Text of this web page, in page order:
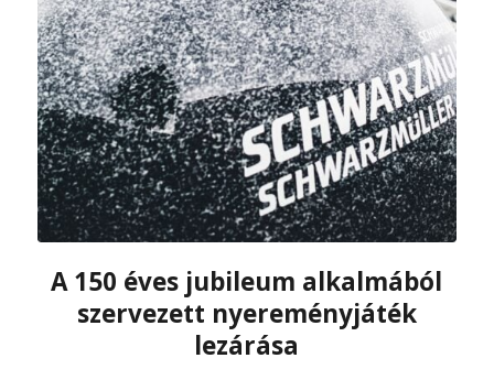
A 150 éves jubileum alkalmából
szervezett nyereményjáték
lezárása